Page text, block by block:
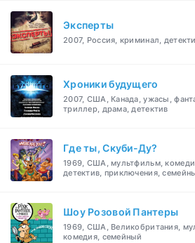
Эксперты
2007, Россия, криминал,
Хроники будущего
2007, США, Канада, ужасы,
триллер, драма, детектив
Где ты, Скуби-Ду?
1969, США, мультфильм,
детектив, приключения,
Шоу Розовой Пантеры
1969, США, Великобритания,
комедия, семейный